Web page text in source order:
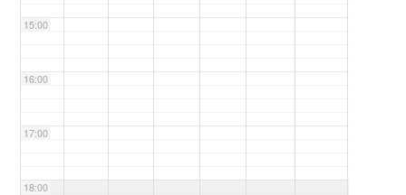
15:00
16:00
17:00
18:00